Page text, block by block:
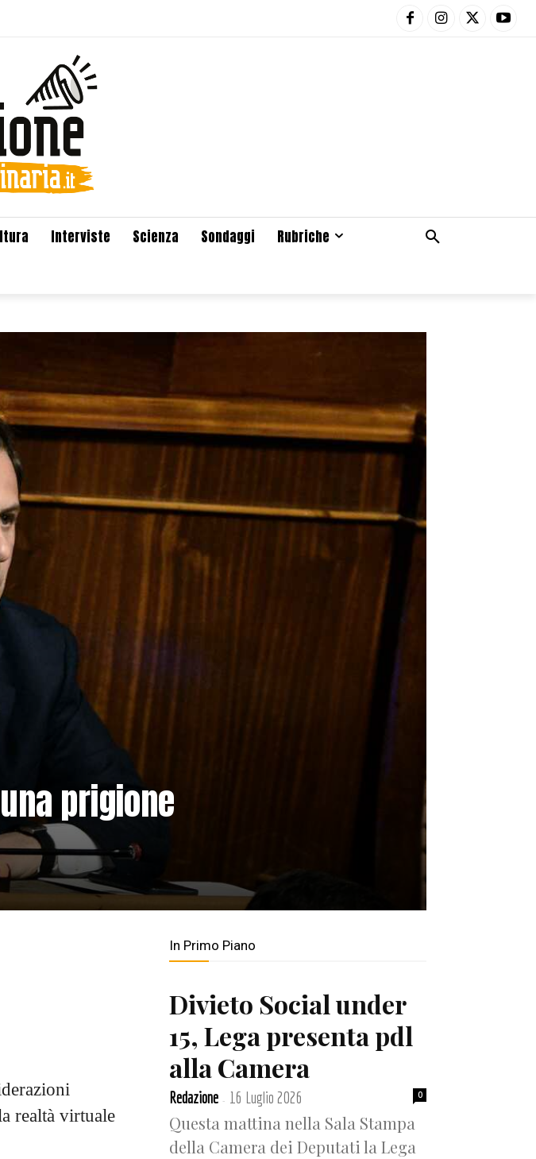
Interviste Scienza Sondaggi
Rubriche
prigione
realtà virtuale
In Primo Piano
Divieto Social under
15, Lega presenta pdl
alla Camera
Redazione - 16 Luglio 2026 0
Questa mattina nella Sala Stampa
della Camera dei Deputati la Lega